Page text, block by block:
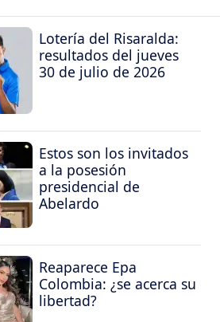
Lotería del Risaralda:
resultados del jueves
30 de julio de 2026
Estos son los invitados
a la posesión
presidencial de
Abelardo
Reaparece Epa
Colombia: ¿se acerca su
libertad?